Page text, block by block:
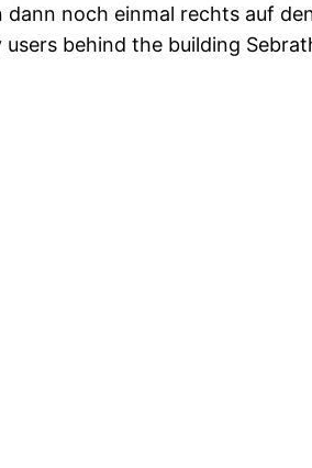
noch einmal rechts auf
behind the building